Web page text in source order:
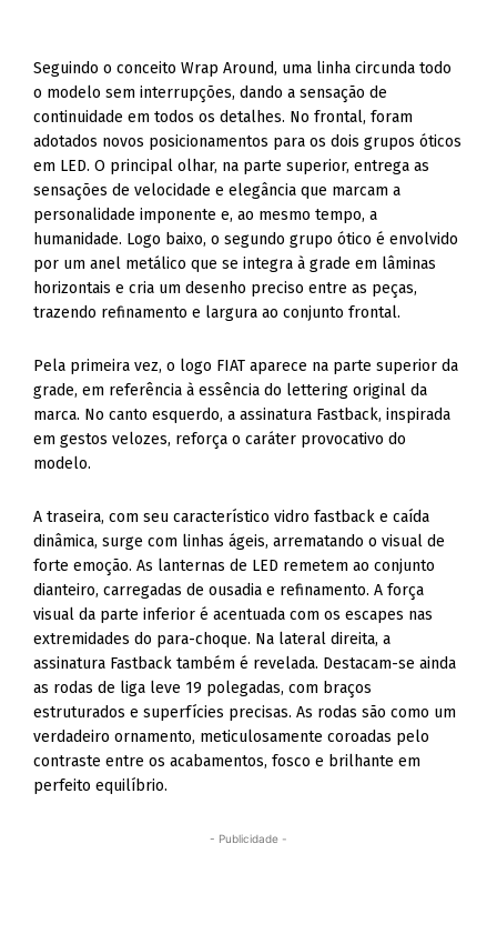
Seguindo o conceito Wrap Around, uma linha circunda todo
o modelo sem interrupções, dando a sensação de
continuidade em todos os detalhes. No frontal, foram
adotados novos posicionamentos para os dois grupos óticos
em LED. O principal olhar, na parte superior, entrega as
sensações de velocidade e elegância que marcam a
personalidade imponente e, ao mesmo tempo, a
humanidade. Logo baixo, o segundo grupo ótico é envolvido
por um anel metálico que se integra à grade em lâminas
horizontais e cria um desenho preciso entre as peças,
trazendo refinamento e largura ao conjunto frontal.
Pela primeira vez, o logo FIAT aparece na parte superior da
grade, em referência à essência do lettering original da
marca. No canto esquerdo, a assinatura Fastback, inspirada
em gestos velozes, reforça o caráter provocativo do
modelo.
A traseira, com seu característico vidro fastback e caída
dinâmica, surge com linhas ágeis, arrematando o visual de
forte emoção. As lanternas de LED remetem ao conjunto
dianteiro, carregadas de ousadia e refinamento. A força
visual da parte inferior é acentuada com os escapes nas
extremidades do para-choque. Na lateral direita, a
assinatura Fastback também é revelada. Destacam-se ainda
as rodas de liga leve 19 polegadas, com braços
estruturados e superfícies precisas. As rodas são como um
verdadeiro ornamento, meticulosamente coroadas pelo
contraste entre os acabamentos, fosco e brilhante em
perfeito equilíbrio.
- Publicidade -